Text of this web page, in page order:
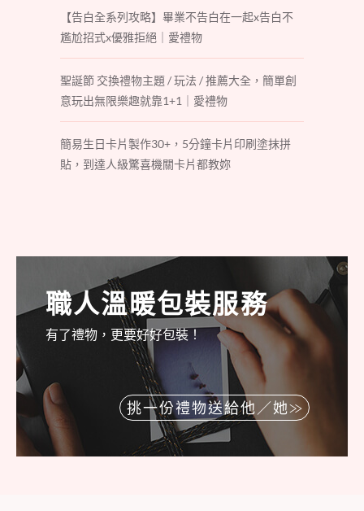
【告白全系列攻略】畢業不告白在一起x告白不
尷尬招式x優雅拒絕｜愛禮物
聖誕節 交換禮物主題 / 玩法 / 推薦大全，簡單創
意玩出無限樂趣就靠1+1｜愛禮物
簡易生日卡片製作30+，5分鐘卡片印刷塗抹拼
貼，到達人級驚喜機關卡片都教妳
職人溫暖包裝服務
有了禮物，更要好好包裝！
挑一份禮物送給他／她